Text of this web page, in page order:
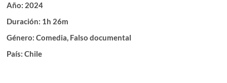
Año: 2024
Duración: 1h 26m
Género: Comedia, Falso documental
País: Chile